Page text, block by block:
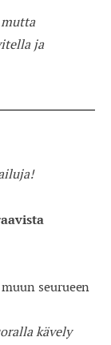
ja
muun seurueen
kävely